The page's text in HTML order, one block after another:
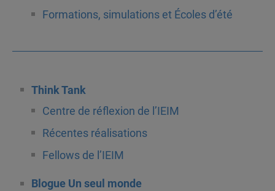
Formations, simulations et Écoles d’été
Think Tank
Centre de réflexion de l’IEIM
Récentes réalisations
Fellows de l’IEIM
Blogue Un seul monde